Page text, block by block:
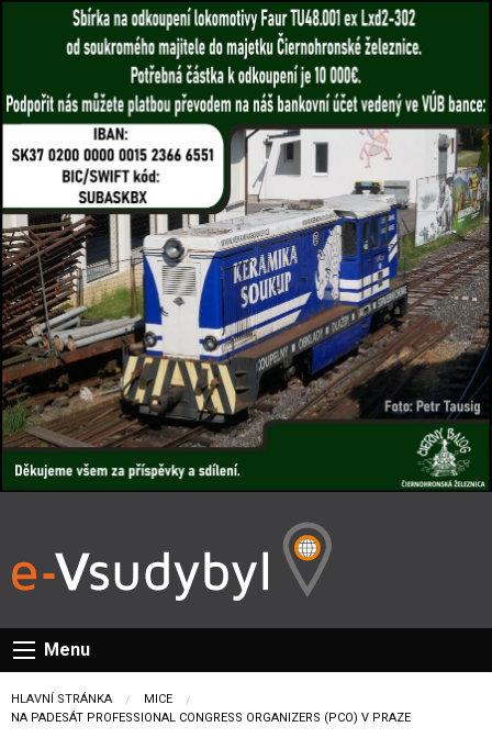
Menu
HLAVNÍ STRÁNKA
MICE
CURRENT:
NA PADESÁT PROFESSIONAL CONGRESS ORGANIZERS (PCO) V PRAZE